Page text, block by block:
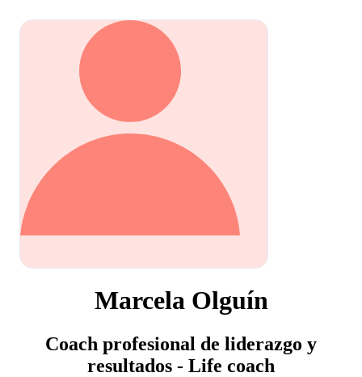
Marcela Olguín
Coach profesional de liderazgo y
resultados - Life coach